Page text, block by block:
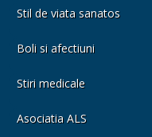
Stil de viata sanatos
Boli si afectiuni
Stiri medicale
Asociatia ALS